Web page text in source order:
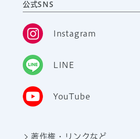
公式SNS
Instagram
LINE
YouTube
著作権・リンクなど